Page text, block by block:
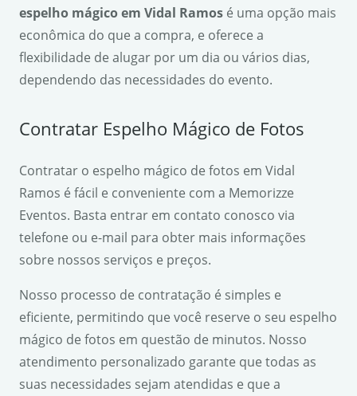
espelho mágico em Vidal Ramos é uma opção mais
econômica do que a compra, e oferece a
flexibilidade de alugar por um dia ou vários dias,
dependendo das necessidades do evento.
Contratar Espelho Mágico de Fotos
Contratar o espelho mágico de fotos em Vidal
Ramos é fácil e conveniente com a Memorizze
Eventos. Basta entrar em contato conosco via
telefone ou e-mail para obter mais informações
sobre nossos serviços e preços.
Nosso processo de contratação é simples e
eficiente, permitindo que você reserve o seu espelho
mágico de fotos em questão de minutos. Nosso
atendimento personalizado garante que todas as
suas necessidades sejam atendidas e que a